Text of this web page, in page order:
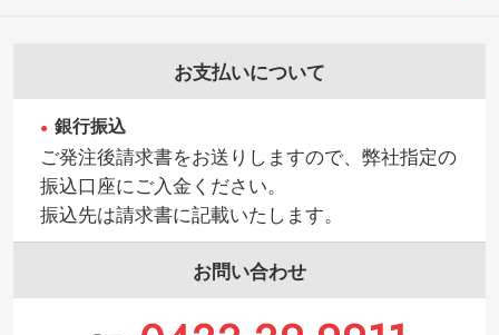
お支払いについて
銀行振込
ご発注後請求書をお送りしますので、弊社指定の
振込口座にご入金ください。
振込先は請求書に記載いたします。
お問い合わせ